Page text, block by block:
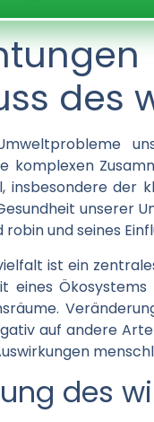
des
komplexen
insbesondere der
unserer
und seines
ist ein
eines
auf andere
des